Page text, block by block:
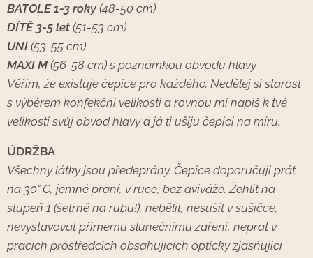
BATOLE 1-3 roky (48-50 cm)
DÍTĚ 3-5 let (51-53 cm)
UNI (53-55 cm)
MAXI M(56-58 cm) s poznámkou obvodu hlavy
Věřím, že existuje čepice pro každého. Nedělej si starost
s výběrem konfekční velikosti a rovnou mi napiš k tvé
velikosti svůj obvod hlavy a já ti ušiju čepici na míru.
ÚDRŽBA
Všechny látky jsou předeprány. Čepice doporučuji prát
na 30° C, jemné praní, v ruce, bez aviváže. Žehlit na
stupeň 1 (šetrně na rubu!), nebělit, nesušit v sušičce,
nevystavovat přímému slunečnímu záření, neprat v
pracích prostředcích obsahujících opticky zjasňující